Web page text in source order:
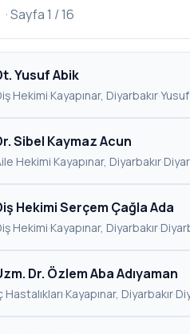
· Sayfa 1 / 16
Yusuf Abik
Hekimi·Kayapınar, Diyarbakır·
Sibel Kaymaz Acun
Hekimi·Kayapınar, Diyarbakır·
Hekimi Serçem Çağla Ada
Hekimi·Kayapınar, Diyarbakır·
Dr. Özlem Aba Adıyaman
Hastalıkları·Kayapınar, Diyarbakır·